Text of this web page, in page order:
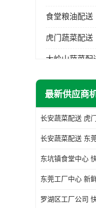
食堂粮油配送
虎门蔬菜配送
大岭山蔬菜配
长安蔬菜配送
最新供应商
东坑镇食堂中心
东莞工厂中心 新
罗湖区工厂公司